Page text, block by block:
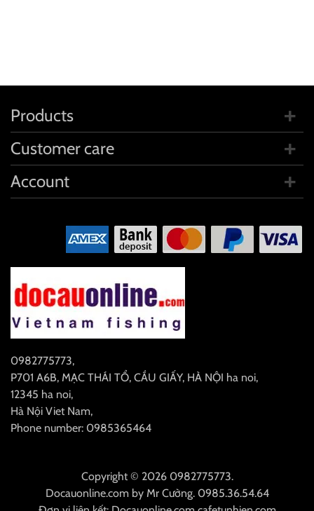
0982775773,
P701 A6B, MẠC THÁI TỔ, CẦU GIẤY, HÀ NỘI ha noi,
12345 ha noi,
Hà Nội Viet Nam,
Phone number: 0985365464
Products
Customer care
Account
Copyright © 2026 0982775773.
Docauonline.comby Mr Cường. 0985.36.54.64